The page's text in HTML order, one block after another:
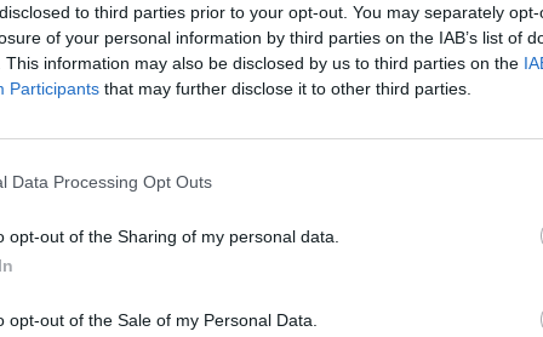
to third parties prior to your opt-out. You may separately
of your personal information by third parties on the IAB’s list of
This information may also be disclosed by us to third parties on the
Participants that may further disclose it to other third parties.
Data Processing Opt Outs
opt-out of the Sharing of my personal data.
opt-out of the Sale of my Personal Data.
Άρθρα